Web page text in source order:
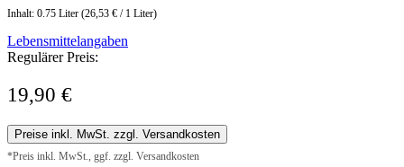
Inhalt: 0.75 Liter (26,53 € / 1 Liter)
Lebensmittelangaben
Regulärer Preis:
19,90 €
Preise inkl. MwSt. zzgl. Versandkosten
*Preis inkl. MwSt., ggf. zzgl. Versandkosten